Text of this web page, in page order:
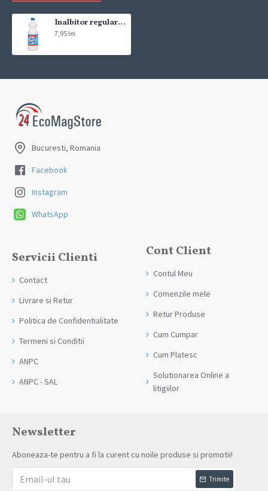
pana in ora 12:00 de luni pana vineri. In cazul in care comanda a fost
facuta dupa ora 12:00, sambata sau duminica ne angajam sa
trimitem comanda in prima zi lucratoare.
termen aproximativ de livrare, in functie de urgenta ta
In cazul aparitiei unor intarzieri, vei fi instiintat prin email.
Produsele sunt livrate la adresa specificata de tine ca adresa de
livrare in momentul plasarii comenzii.
Inalbitor regular Ace 1l
7,95 lei
Bucuresti, Romania
Facebook
Instagram
WhatsApp
Servicii Clienti
Contact
Livrare si Retur
Politica de Confidentialitate
Termeni si Conditii
ANPC
ANPC - SAL
Cont Client
Contul Meu
Comenzile mele
Retur Produse
Cum Cumpar
Cum Platesc
Solutionarea Online a
litigiilor
Newsletter
Aboneaza-te pentru a fi la curent cu noile produse si promotii!
Trimite